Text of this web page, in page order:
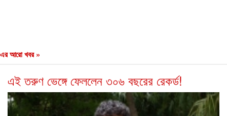
এর আরো খবর »
এই তরুণ ভেঙ্গে ফেললেন ৩০৬ বছরের রেকর্ড!